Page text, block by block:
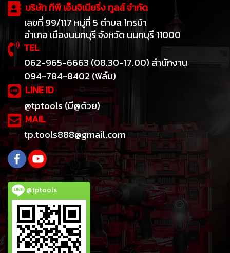
บริษัท ทีพี เอ็นจิเนียริ่ง ทูลส์ จำกัด
เลขที่ 99/117 หมู่ที่ 5 ตำบล ไทรม้า
อำเภอ เมืองนนทบุรี จังหวัด นนทบุรี 11000
TEL
062-965-6663 (08.30-17.00) สำนักงาน
094-784-8402 (ฟิล์ม)
LINE ID
@tptools (มี@ด้วย)
MAIL
tp.tools888@gmail.com
@tptools